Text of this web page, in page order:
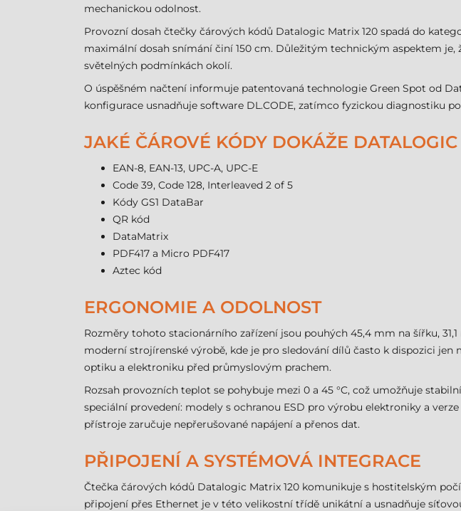
mechanickou odolnost.
Provozní dosah čtečky čárových kódů Datalogic Matrix 120 spadá do
maximální dosah snímání činí 150 cm. Důležitým technickým aspektem
světelných podmínkách okolí.
O úspěšném načtení informuje patentovaná technologie Green Spot od
konfigurace usnadňuje software DL.CODE, zatímco fyzickou diagnostiku
JAKÉ ČÁROVÉ KÓDY DOKÁŽE
EAN-8, EAN-13, UPC-A, UPC-E
Code 39, Code 128, Interleaved 2 of 5
Kódy GS1 DataBar
QR kód
DataMatrix
PDF417 a Micro PDF417
Aztec kód
ERGONOMIE A ODOLNOST
Rozměry tohoto stacionárního zařízení jsou pouhých 45,4 mm na šířku,
moderní strojírenské výrobě, kde je pro sledování dílů často k dispozici
optiku a elektroniku před průmyslovým prachem.
Rozsah provozních teplot se pohybuje mezi 0 a 45 °C, což umožňuje
speciální provedení: modely s ochranou ESD pro výrobu elektroniky a
přístroje zaručuje nepřerušované napájení a přenos dat.
PŘIPOJENÍ A SYSTÉMOVÁ INTEGRACE
Čtečka čárových kódů Datalogic Matrix 120 komunikuje s hostitelským
připojení přes Ethernet je v této velikostní třídě unikátní a usnadňuje